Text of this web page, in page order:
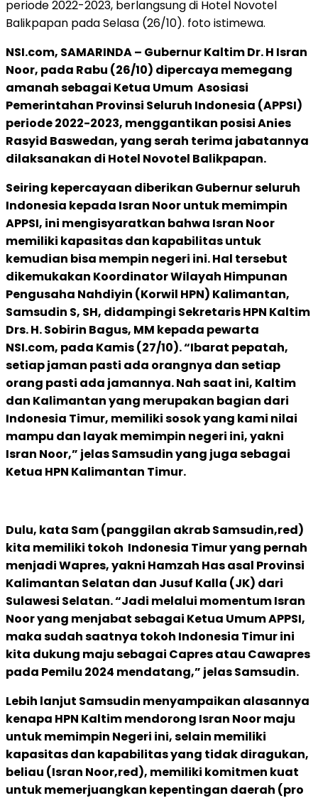
periode 2022-2023, berlangsung di Hotel Novotel
Balikpapan pada Selasa (26/10). foto istimewa.
NSI.com, SAMARINDA – Gubernur Kaltim Dr. H Isran
Noor, pada Rabu (26/10) dipercaya memegang
amanah sebagai Ketua Umum Asosiasi
Pemerintahan Provinsi Seluruh Indonesia (APPSI)
periode 2022-2023, menggantikan posisi Anies
Rasyid Baswedan, yang serah terima jabatannya
dilaksanakan di Hotel Novotel Balikpapan.
Seiring kepercayaan diberikan Gubernur seluruh
Indonesia kepada Isran Noor untuk memimpin
APPSI, ini mengisyaratkan bahwa Isran Noor
memiliki kapasitas dan kapabilitas untuk
kemudian bisa mempin negeri ini. Hal tersebut
dikemukakan Koordinator Wilayah Himpunan
Pengusaha Nahdiyin (Korwil HPN) Kalimantan,
Samsudin S, SH, didampingi Sekretaris HPN Kaltim
Drs. H. Sobirin Bagus, MM kepada pewarta
NSI.com, pada Kamis (27/10). “Ibarat pepatah,
setiap jaman pasti ada orangnya dan setiap
orang pasti ada jamannya. Nah saat ini, Kaltim
dan Kalimantan yang merupakan bagian dari
Indonesia Timur, memiliki sosok yang kami nilai
mampu dan layak memimpin negeri ini, yakni
Isran Noor,” jelas Samsudin yang juga sebagai
Ketua HPN Kalimantan Timur.
Dulu, kata Sam (panggilan akrab Samsudin,red)
kita memiliki tokoh Indonesia Timur yang pernah
menjadi Wapres, yakni Hamzah Has asal Provinsi
Kalimantan Selatan dan Jusuf Kalla (JK) dari
Sulawesi Selatan. “Jadi melalui momentum Isran
Noor yang menjabat sebagai Ketua Umum APPSI,
maka sudah saatnya tokoh Indonesia Timur ini
kita dukung maju sebagai Capres atau Cawapres
pada Pemilu 2024 mendatang,” jelas Samsudin.
Lebih lanjut Samsudin menyampaikan alasannya
kenapa HPN Kaltim mendorong Isran Noor maju
untuk memimpin Negeri ini, selain memiliki
kapasitas dan kapabilitas yang tidak diragukan,
beliau (Isran Noor,red), memiliki komitmen kuat
untuk memerjuangkan kepentingan daerah (pro